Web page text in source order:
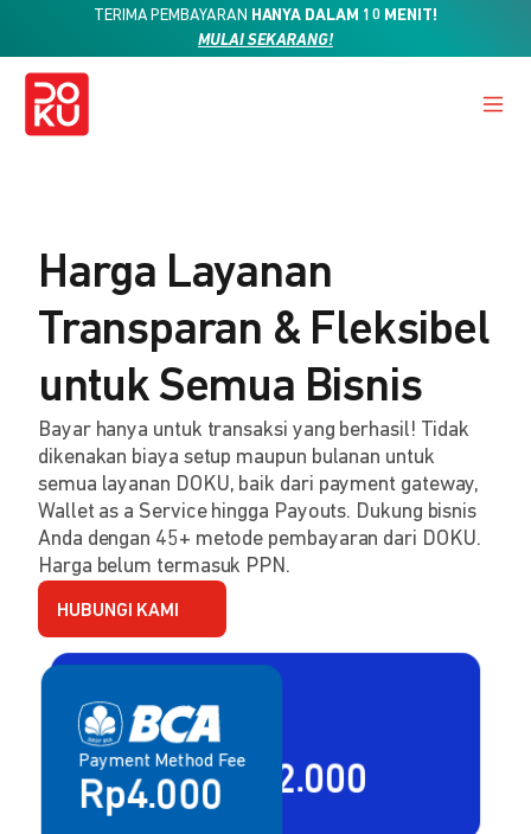
TERIMA PEMBAYARAN HANYA DALAM 10 MENIT!
MULAI SEKARANG!
Harga Layanan
Transparan & Fleksibel
untuk Semua Bisnis
Bayar hanya untuk transaksi yang berhasil! Tidak
dikenakan biaya setup maupun bulanan untuk
semua layanan DOKU, baik dari payment gateway,
Wallet as a Service hingga Payouts. Dukung bisnis
Anda dengan 45+ metode pembayaran dari DOKU.
Harga belum termasuk PPN.
HUBUNGI KAMI
Payment Method Fee
Rp4.000
Payment Method Fee
2,80% + Rp2.000